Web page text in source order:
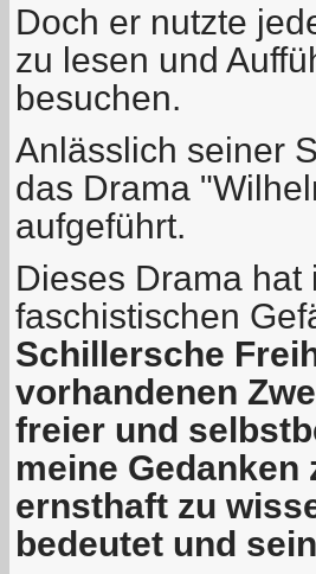
Doch er nutzte
zu lesen und
besuchen.
Anlässlich seiner
das Drama
aufgeführt.
Dieses Drama
faschistischen
Schillersche
vorhandenen
freier und
meine
ernsthaft zu
bedeutet und